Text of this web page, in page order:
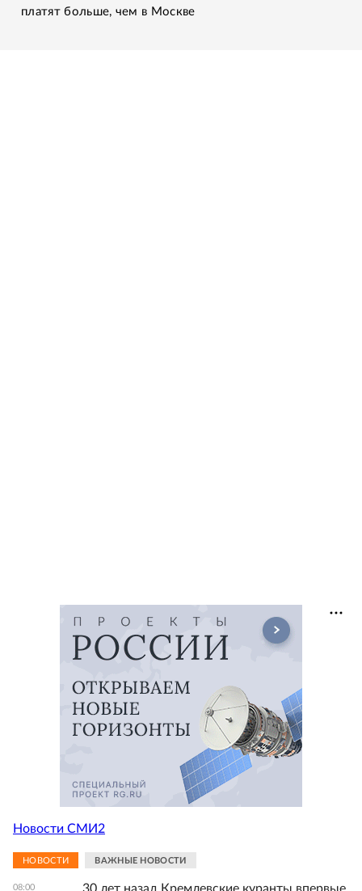
платят больше, чем в Москве
Новости СМИ2
НОВОСТИ ВАЖНЫЕ НОВОСТИ
08:00